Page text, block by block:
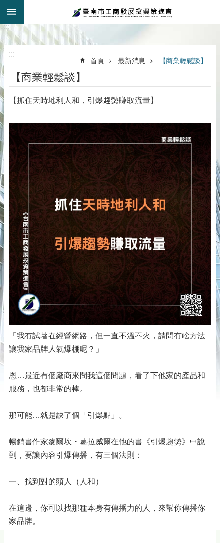
跳到主要內容區塊
:::
:::
首頁 最新消息 【商業輕鬆談】
【商業輕鬆談】
【抓住天時地利人和，引爆趨勢賺取流量】
「我有試著在經營網路，但一直不溫不火，請問有啥方法
讓我家品牌人氣爆棚呢？」
恩…最近有個廠商來問我這個問題，看了下他家的產品和
服務，也都非常的棒。
那可能…就是缺了個「引爆點」。
暢銷書作家麥爾坎・葛拉威爾在他的書《引爆趨勢》中說
到，要讓內容引爆傳播，有三個法則：
一、找到對的頭人（人和）
在這邊，你可以找那種本身有傳播力的人，來幫你傳播你
家品牌。